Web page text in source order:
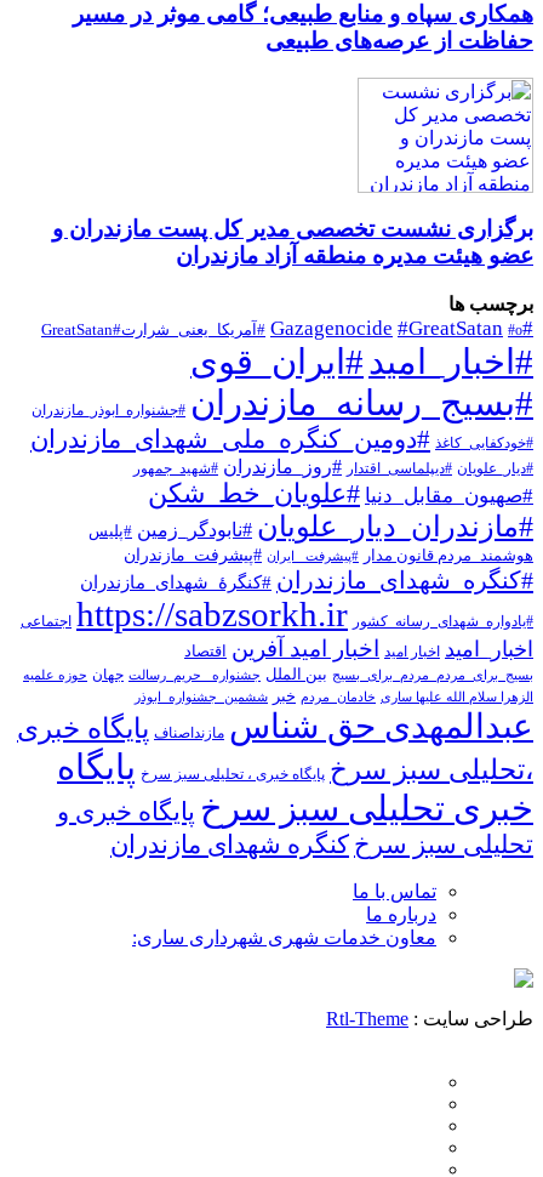
همکاری سپاه و منابع طبیعی؛ گامی موثر در مسیر
حفاظت از عرصه‌های طبیعی
برگزاری نشست تخصصی مدیر کل پست مازندران و
عضو هیئت مدیره منطقه آزاد مازندران
برچسب ها
#Gazagenocide
#GreatSatan #o #آمریکا_یعنی_شرارت#GreatSatan
#اخبار_امید#ایران_قوی
#بسیج_رسانه_مازندران #جشنواره_ابوذر_مازندران
#خودکفایی_کاغذ #دومین_کنگره_ملی_شهدای_مازندران
#دیار_علویان #دیپلماسی_اقتدار #روز_مازندران #شهید_جمهور
#صهیون_مقابل_دنیا #علویان_خط_شکن
#مازندران_دیار_علویان #نابودگر_زمین #پلیس
هوشمند_مردم قانون مدار
#پیشرفت _ایران #پیشرفت_مازندران
#کنگره_شهدای_مازندران #کنگرۀ_شهدای_مازندران
#یادواره_شهدای_رسانه_کشور https://sabzsorkh.ir اجتماعی
اخبار_امید اخبار امید اخبار امید آفرین اقتصاد
بسیج_برای_مردم_مردم_برای_بسیج بین الملل جشنواره _حریم_رسالت جهان حوزه علمیه
الزهرا سلام الله علیها ساری خادمان_مردم خبر ششمین_جشنواره_ابوذر
عبدالمهدی حق شناس مازنداصناف پایگاه خبری
،تحلیلی سبز سرخ پایگاه خبری ، تحلیلی سبز سرخ پایگاه
خبری تحلیلی سبز سرخ پایگاه خبری و
تحلیلی سبز سرخ کنگره شهدای مازندران
تماس با ما
درباره ما
معاون خدمات شهری شهرداری ساری:
طراحی سایت : Rtl-Theme